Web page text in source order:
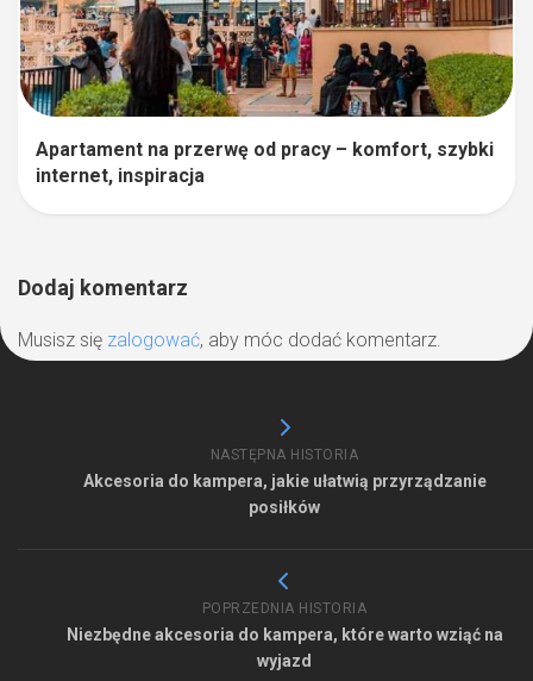
Apartament na przerwę od pracy – komfort, szybki
internet, inspiracja
Dodaj komentarz
Musisz się zalogować, aby móc dodać komentarz.
NASTĘPNA HISTORIA
Akcesoria do kampera, jakie ułatwią przyrządzanie
posiłków
POPRZEDNIA HISTORIA
Niezbędne akcesoria do kampera, które warto wziąć na
wyjazd